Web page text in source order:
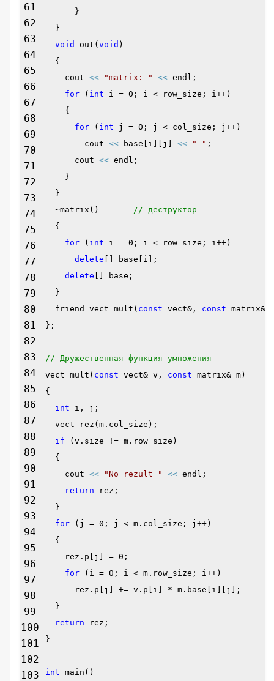
61
62
63
64
65
66
67
68
69
70
71
72
73
74
75
76
77
78
79
80
81
82
83
84
85
86
87
88
89
90
91
92
93
94
95
96
97
98
99
100
101
102
103
}
}
void
out( void )
{
cout << "matrix: " <<endl;
for( int i = 0; i < row_size; i++)
{
for( int j = 0; j < col_size; j++)
cout <<base[i][j] << " " ;
cout <<endl;
}
}
~matrix()
// деструктор
{
for( int i = 0; i < row_size; i++)
delete [] base[i];
delete [] base;
}
friend vect mult( const vect&, const
};
// Дружественная функция умножения
vect mult( const vect& v, const matrix& m)
{
int i, j;
vect rez(m.col_size);
if (v.size != m.row_size)
{
cout << "No rezult " <<endl;
return rez;
}
for(j = 0; j < m.col_size; j++)
{
rez.p[j] = 0;
for(i = 0; i < m.row_size; i++)
rez.p[j] += v.p[i] * m.base[i][j];
}
return rez;
}
int main()